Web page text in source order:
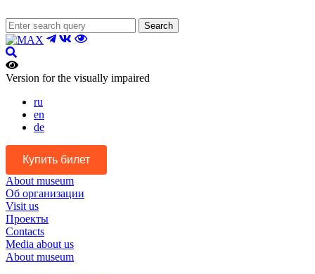
Search
Version for the visually impaired
ru
en
de
Купить билет
About museum
Об организации
Visit us
Проекты
Contacts
Media about us
About museum